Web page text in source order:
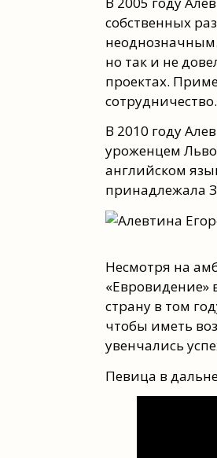
собственных
но так и не
проектах.
сотрудничество.
В 2010 году
уроженцем
английском
принадлежала
Несмотря на
«Евровидение»
страну в том
чтобы иметь
увенчались
Певица в